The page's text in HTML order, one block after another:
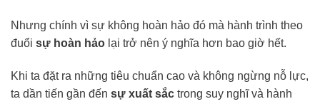
Nhưng chính vì sự không hoàn hảo đó mà hành trình theo
đuổi sự hoàn hảo lại trở nên ý nghĩa hơn bao giờ hết.
Khi ta đặt ra những tiêu chuẩn cao và không ngừng nỗ lực,
ta dần tiến gần đến sự xuất sắc trong suy nghĩ và hành